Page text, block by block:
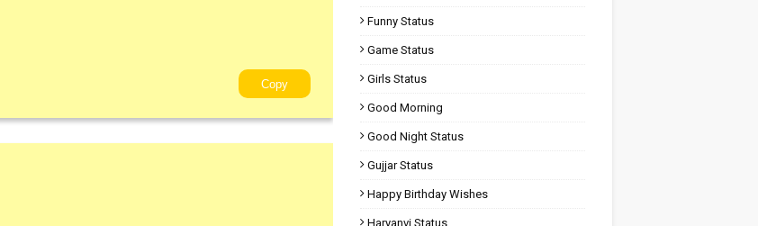
Copy
Funny Status
Game Status
Girls Status
Good Morning
Good Night Status
Gujjar Status
Happy Birthday Wishes
Haryanvi Status